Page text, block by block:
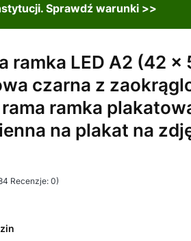
Sprawdź warunki >>
ramka LED A2 (42 x
czarna z
ramka
na plakat na
Recenzje: 0)